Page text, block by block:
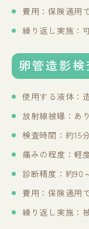
費用：保険適用
繰り返し実施：
卵管造影
使用する液体：
放射線被曝：あ
検査時間：約15
痛みの程度：軽
診断精度：約90
費用：保険適用
繰り返し実施：